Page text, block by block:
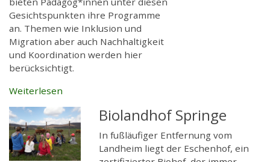
Gesichtspunkten ihre Programme
an. Themen wie Inklusion und
Migration aber auch Nachhaltigkeit
und Koordination werden hier
berücksichtigt.
Weiterlesen
Biolandhof Springe
In fußläufiger Entfernung vom
Landheim liegt der Eschenhof, ein